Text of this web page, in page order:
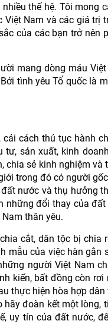
thế hệ. Tôi mong
Nam và các giá trị
của các bạn trở nên
mang dòng máu
tình yêu Tổ quốc là
cách thủ tục hành
sản xuất, kinh
chia sẻ kinh nghiệm và
trong đó có người
nước và thụ hưởng
những đổi thay của
thân yêu.
cắt, dân tộc bị chia
mẫu của việc hàn gắn
người Việt Nam
kiến, bất đồng còn
thực hiện hòa hợp
hãy đoàn kết một lòng,
uy tín của đất nước,